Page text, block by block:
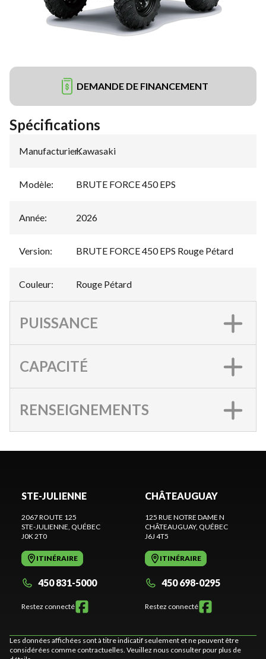
DEMANDE DE FINANCEMENT
Spécifications
Manufacturier:
Kawasaki
Modèle: BRUTE FORCE 450 EPS
Année: 2026
Version: BRUTE FORCE 450 EPS Rouge Pétard
Couleur: Rouge Pétard
PUISSANCE
CAPACITÉ
RENSEIGNEMENTS
STE-JULIENNE
2067 ROUTE 125
STE-JULIENNE, QUÉBEC
J0K 2T0
ITINÉRAIRE
450 831-5000
Restez connecté
CHÂTEAUGUAY
125 RUE NOTRE DAME N
CHÂTEAUGUAY, QUÉBEC
J6J 4T5
ITINÉRAIRE
450 698-0295
Restez connecté
Les données affichées sont à titre indicatif seulement et ne peuvent être
considérées comme contractuelles. Veuillez nous consulter pour plus de